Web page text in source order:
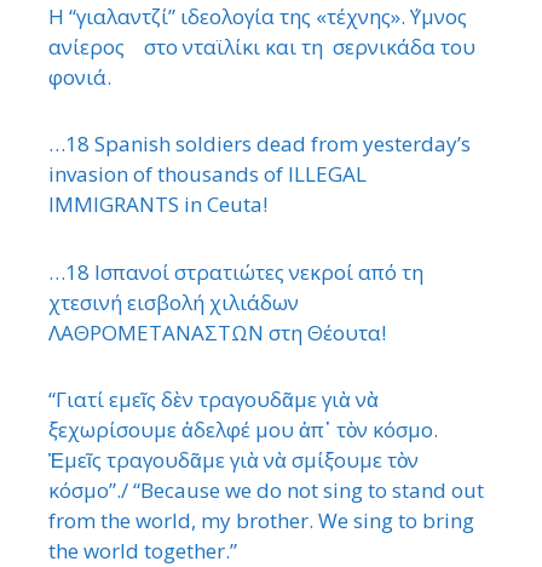
Η “γιαλαντζί” ιδεολογία της «τέχνης». ΄Υμνος
ανίερος στο νταϊλίκι και τη σερνικάδα του
φονιά.
…18 Spanish soldiers dead from yesterday’s
invasion of thousands of ILLEGAL
IMMIGRANTS in Ceuta!
…18 Ισπανοί στρατιώτες νεκροί από τη
χτεσινή εισβολή χιλιάδων
ΛΑΘΡΟΜΕΤΑΝΑΣΤΩΝ στη Θέουτα!
“Γιατί εμεῖς δὲν τραγουδᾶμε γιὰ νὰ
ξεχωρίσουμε ἀδελφέ μου ἀπ᾿ τὸν κόσμο.
Ἐμεῖς τραγουδᾶμε γιὰ νὰ σμίξουμε τὸν
κόσμο”./ “Because we do not sing to stand out
from the world, my brother. We sing to bring
the world together.”